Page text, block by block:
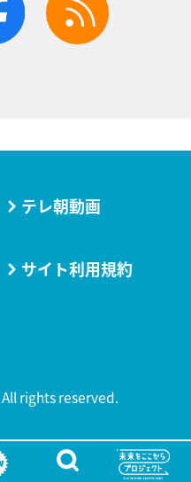
テレ朝動画
サイト利用規約
rights reserved.